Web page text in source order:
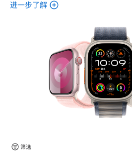
进一步了解
翻
新
Apple
Watch。
筛选